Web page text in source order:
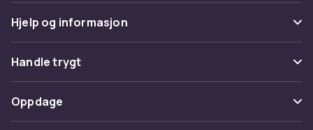
Hjelp og informasjon
Vanlige spørsmål
Spor pakke
Angre & returner her
Handle trygt
Betaling
Levering
Oppdage